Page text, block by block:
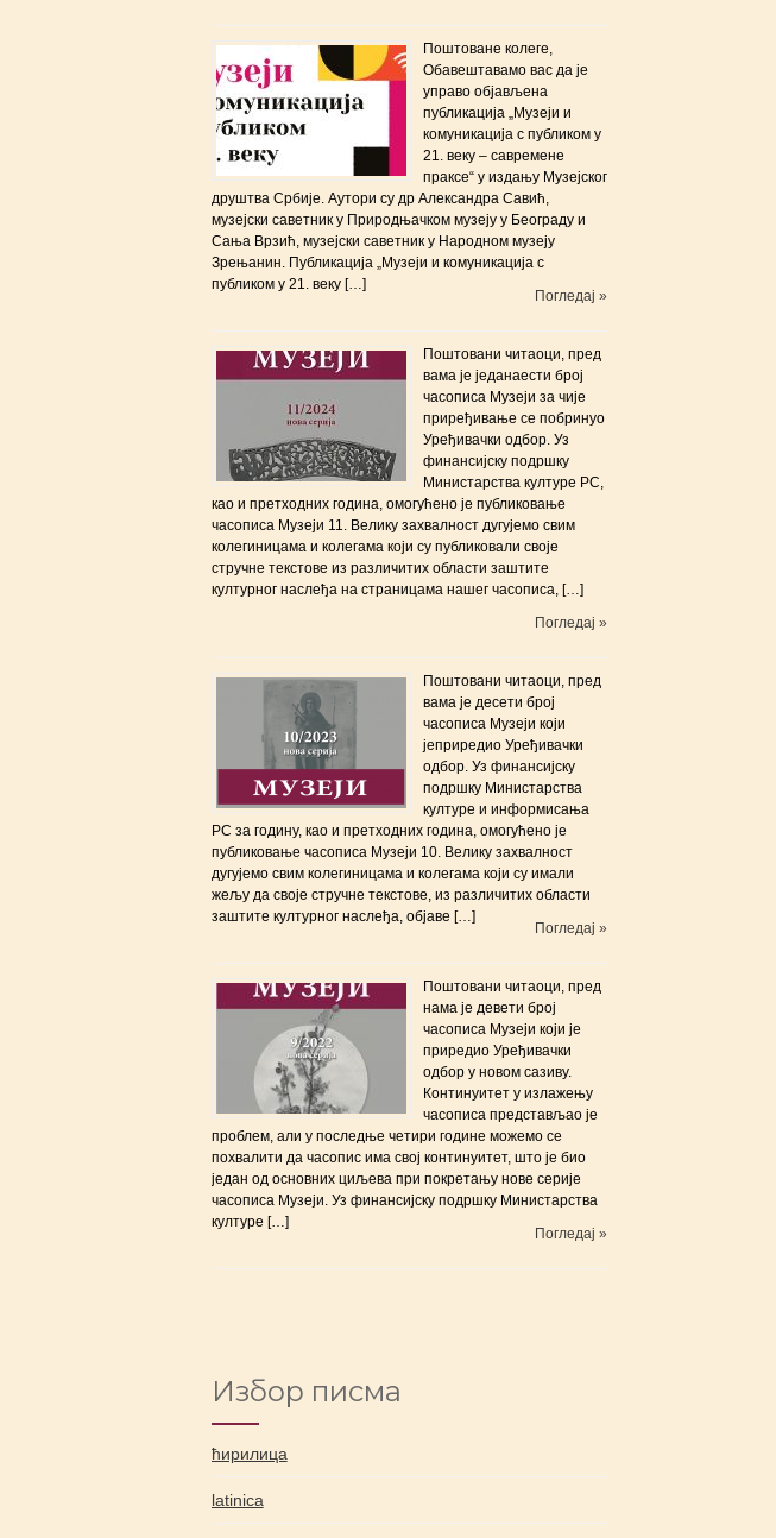
Поштоване колеге,
Обавештавамо вас да је
управо објављена
публикација „Музеји и
комуникација с публиком у
21. веку – савремене
праксе“ у издању Музејског
друштва Србије. Аутори су др Александра Савић,
музејски саветник у Природњачком музеју у Београду и
Сања Врзић, музејски саветник у Народном музеју
Зрењанин. Публикација „Музеји и комуникација с
публиком у 21. веку […]
Погледај »
Поштовани читаоци, пред
вама је једанаести број
часописа Музеји за чије
приређивање се побринуо
Уређивачки одбор. Уз
финансијску подршку
Министарства културе РС,
као и претходних година, омогућено је публиковање
часописа Музеји 11. Велику захвалност дугујемо свим
колегиницама и колегама који су публиковали своје
стручне текстове из различитих области заштите
културног наслеђа на страницама нашег часописа, […]
Погледај »
Поштовани читаоци, пред
вама је десети број
часописа Музеји који
јеприредиo Уређивачки
одбор. Уз финансијску
подршку Министарства
културе и информисања
РС за годину, као и претходних година, омогућено је
публиковање часописа Музеји 10. Велику захвалност
дугујемо свим колегиницама и колегама који су имали
жељу да своје стручне текстове, из различитих области
заштите културног наслеђа, објаве […]
Погледај »
Поштовани читаоци, пред
нама је девети број
часописа Музеји који је
приредиo Уређивачки
одбор у новом сазиву.
Континуитет у излажењу
часописа представљао је
проблем, али у последње четири године можемо се
похвалити да часопис има свој континуитет, што је био
један од основних циљева при покретању нове серије
часописа Музеји. Уз финансијску подршку Министарства
културе […]
Погледај »
Избор писма
ћирилица
latinica